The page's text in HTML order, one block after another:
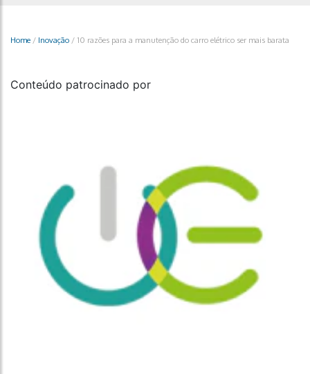
Home / Inovação / 10 razões para a manutenção do carro elétrico ser mais barata
Conteúdo patrocinado por